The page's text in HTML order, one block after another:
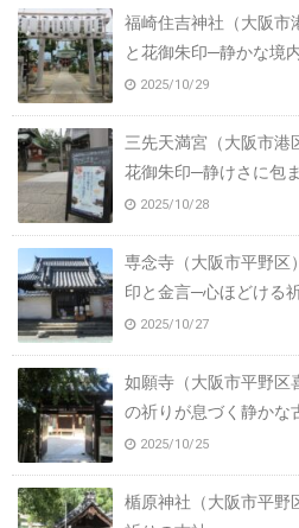
福崎住吉神社（大阪市
と花御朱印─静かな境
2025/10/29
三先天満宮（大阪市港
花御朱印─静けさに包
2025/10/28
専念寺（大阪市平野区
印と金言─心ほどける
2025/10/27
如願寺（大阪市平野区
の祈りが息づく静かな
2025/10/25
楯原神社（大阪市平野